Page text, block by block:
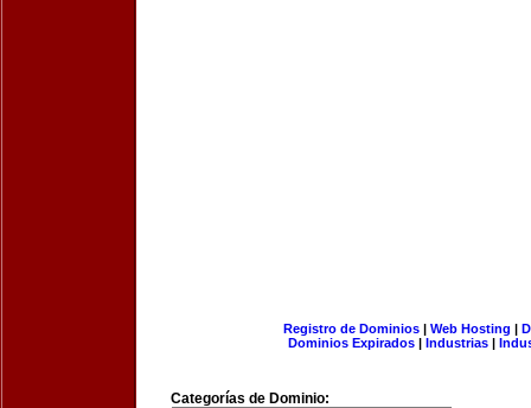
Registro de Dominios| Web Hosting |
Dominios Expirados | Industrias |
Categorías de Dominio: